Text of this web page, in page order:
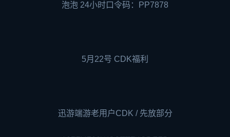
泡泡 24小时口令码：PP7878
5月22号 CDK福利
迅游端游老用户CDK / 先放部分